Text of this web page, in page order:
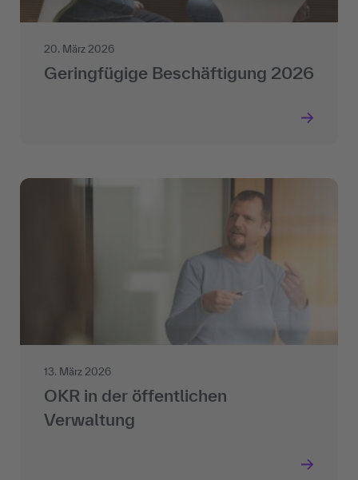
20. März 2026
Geringfügige Beschäftigung 2026
13. März 2026
OKR in der öffentlichen
Verwaltung